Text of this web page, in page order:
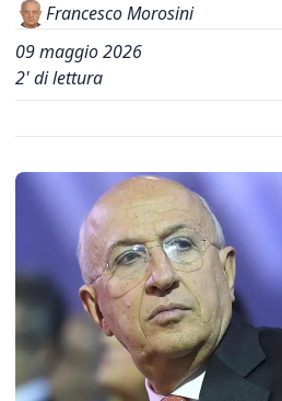
Francesco Morosini
09 maggio 2026
2' di lettura